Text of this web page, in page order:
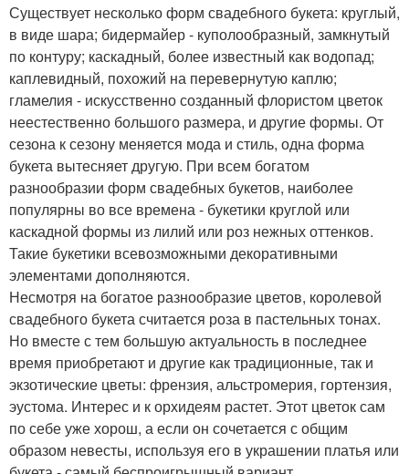
Существует несколько форм свадебного букета: круглый,
в виде шара; бидермайер - куполообразный, замкнутый
по контуру; каскадный, более известный как водопад;
каплевидный, похожий на перевернутую каплю;
гламелия - искусственно созданный флористом цветок
неестественно большого размера, и другие формы. От
сезона к сезону меняется мода и стиль, одна форма
букета вытесняет другую. При всем богатом
разнообразии форм свадебных букетов, наиболее
популярны во все времена - букетики круглой или
каскадной формы из лилий или роз нежных оттенков.
Такие букетики всевозможными декоративными
элементами дополняются.
Несмотря на богатое разнообразие цветов, королевой
свадебного букета считается роза в пастельных тонах.
Но вместе с тем большую актуальность в последнее
время приобретают и другие как традиционные, так и
экзотические цветы: френзия, альстромерия, гортензия,
эустома. Интерес и к орхидеям растет. Этот цветок сам
по себе уже хорош, а если он сочетается с общим
образом невесты, используя его в украшении платья или